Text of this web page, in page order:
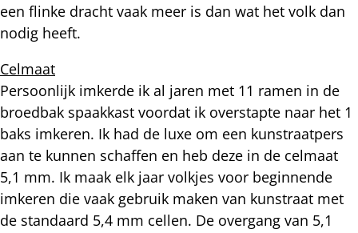
een flinke dracht vaak meer is dan wat het volk dan
nodig heeft.
Celmaat
Persoonlijk imkerde ik al jaren met 11 ramen in de
broedbak spaakkast voordat ik overstapte naar het 1
baks imkeren. Ik had de luxe om een kunstraatpers
aan te kunnen schaffen en heb deze in de celmaat
5,1 mm. Ik maak elk jaar volkjes voor beginnende
imkeren die vaak gebruik maken van kunstraat met
de standaard 5,4 mm cellen. De overgang van 5,1